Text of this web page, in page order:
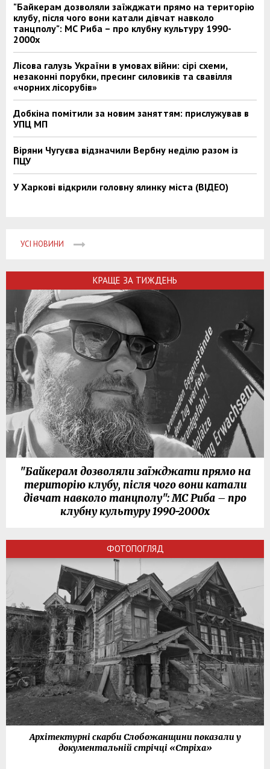
"Байкерам дозволяли заїжджати прямо на територію
клубу, після чого вони катали дівчат навколо
танцполу": МС Риба – про клубну культуру 1990-
2000х
Лісова галузь України в умовах війни: сірі схеми,
незаконні порубки, пресинг силовиків та свавілля
«чорних лісорубів»
Добкіна помітили за новим заняттям: прислужував в
УПЦ МП
Віряни Чугуєва відзначили Вербну неділю разом із
ПЦУ
У Харкові відкрили головну ялинку міста (ВІДЕО)
УСІ НОВИНИ
КРАЩЕ ЗА ТИЖДЕНЬ
"Байкерам дозволяли заїжджати прямо на
територію клубу, після чого вони катали
дівчат навколо танцполу": МС Риба – про
клубну культуру 1990-2000х
ФОТОПОГЛЯД
Архітектурні скарби Слобожанщини показали у
документальній стрічці «Стріха»